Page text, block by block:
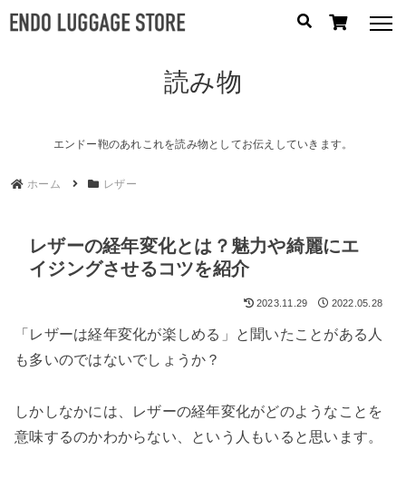
誕生日プレゼント
ブランドから探す
容量から探す
検索する
読み物
エンドー鞄のあれこれを読み物としてお伝えしていきます。
ホーム レザー
レザーの経年変化とは？魅力や綺麗にエ
イジングさせるコツを紹介
2023.11.29 2022.05.28
「レザーは経年変化が楽しめる」と聞いたことがある人
も多いのではないでしょうか？
しかしなかには、レザーの経年変化がどのようなことを
意味するのかわからない、という人もいると思います。